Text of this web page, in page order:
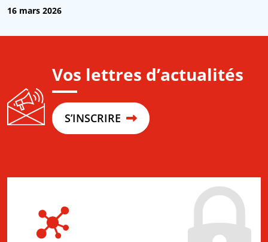
16 mars 2026
Vos lettres d’actualités
S’INSCRIRE